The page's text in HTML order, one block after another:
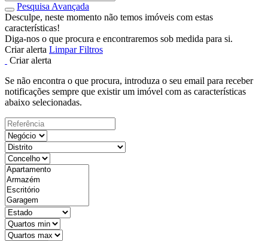
Pesquisa Avançada
Desculpe, neste momento não temos imóveis com estas
características!
Diga-nos o que procura e encontraremos sob medida para si.
Criar alerta Limpar Filtros
Criar alerta
Se não encontra o que procura, introduza o seu email para receber
notificações sempre que existir um imóvel com as características
abaixo selecionadas.